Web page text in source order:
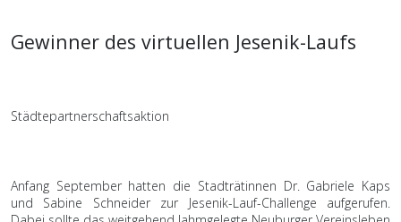
Gewinner des virtuellen Jesenik-Laufs
Städtepartnerschaftsaktion
Anfang September hatten die Stadträtinnen Dr. Gabriele Kaps
und Sabine Schneider zur Jesenik-Lauf-Challenge aufgerufen.